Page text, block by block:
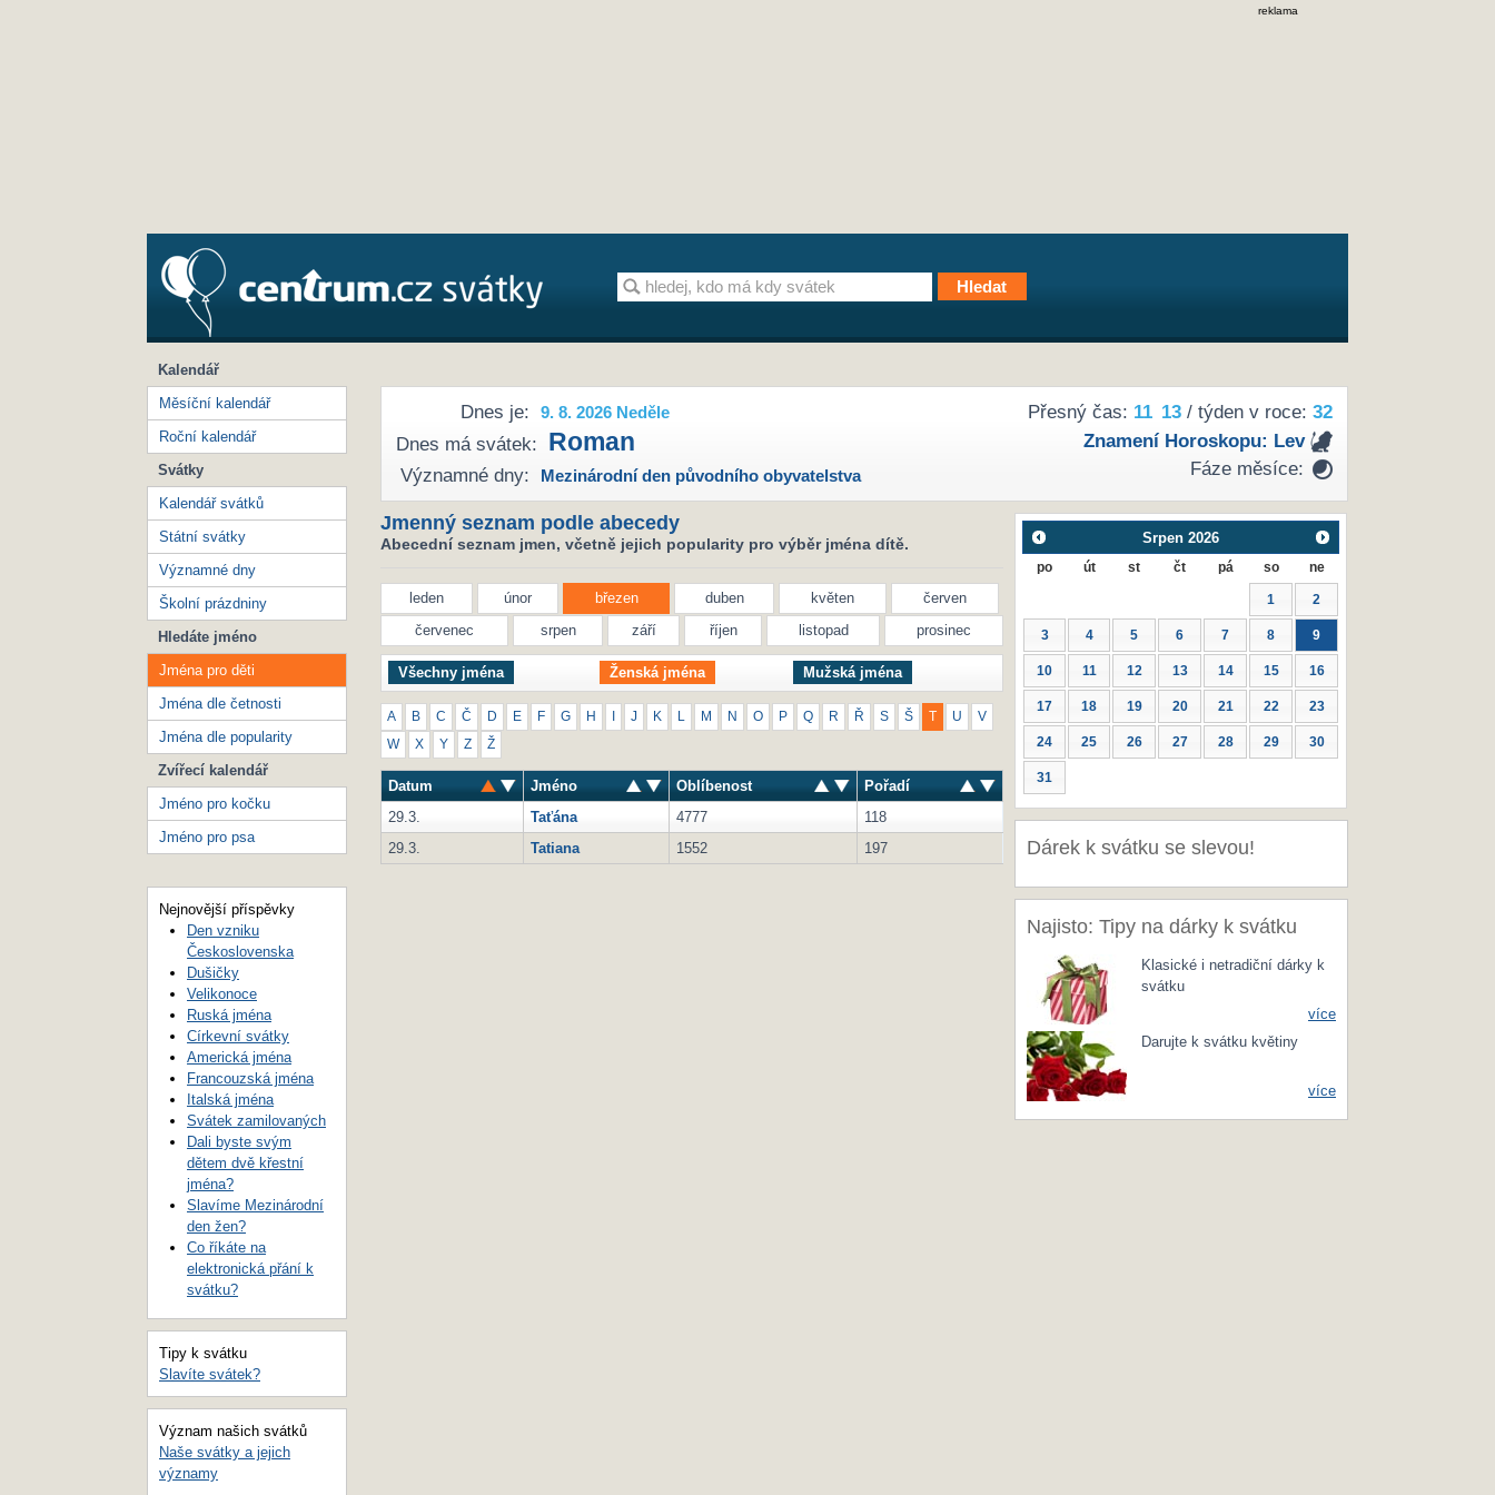
reklama
Přesný čas: 11 13/ týden v roce: 32
Znamení Horoskopu: Lev
Fáze měsíce:
Dnes je: 9. 8. 2026 Neděle
Dnes má svátek: Roman
Významné dny: Mezinárodní den původního obyvatelstva
Jmenný seznam podle abecedy
Abecední seznam jmen, včetně jejich popularity pro výběr jména dítě.
leden únor březen duben květen
červen
červenec
srpen září říjen listopad prosinec
Všechny jména Ženská jména Mužská jména
A B C Č D E F G H J K M N O P Q R Ř S Š T U V
W X Y Z Ž
Datum Jméno Oblíbenost
Pořadí
29.3.
Taťána 4777
118
29.3.
Tatiana 1552 197
Srpen 2026
po út st čt pá so ne
1 2
3 4 5 6 7 8 9
10 11 12 13 14 15 16
17 18 19 20 21 22 23
24 25 26 27 28 29 30
31
Dárek k svátku se slevou!
Najisto: Tipy na dárky k svátku
Klasické i netradiční dárky k
svátku
více
Darujte k svátku květiny
více
Kalendář
Měsíční kalendář
Roční kalendář
Svátky
Kalendář svátků
Státní svátky
Významné dny
Školní prázdniny
Hledáte jméno
Jména pro děti
Jména dle četnosti
Jména dle popularity
Zvířecí kalendář
Jméno pro kočku
Jméno pro psa
Nejnovější příspěvky
Den vzniku
Československa
Dušičky
Velikonoce
Ruská jména
Církevní svátky
Americká jména
Francouzská jména
Italská jména
Svátek zamilovaných
Dali byste svým
dětem dvě křestní
jména?
Slavíme Mezinárodní
den žen?
Co říkáte na
elektronická přání k
svátku?
Tipy k svátku
Slavíte svátek?
Význam našich svátků
Naše svátky a jejich
významy